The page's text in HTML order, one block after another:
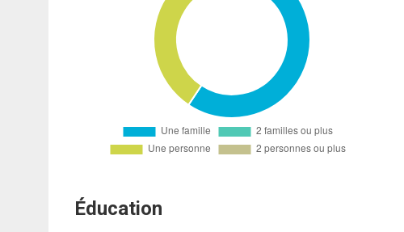
Éducation